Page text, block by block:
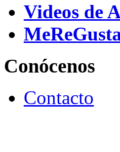
Videos de
Conócenos
Contacto